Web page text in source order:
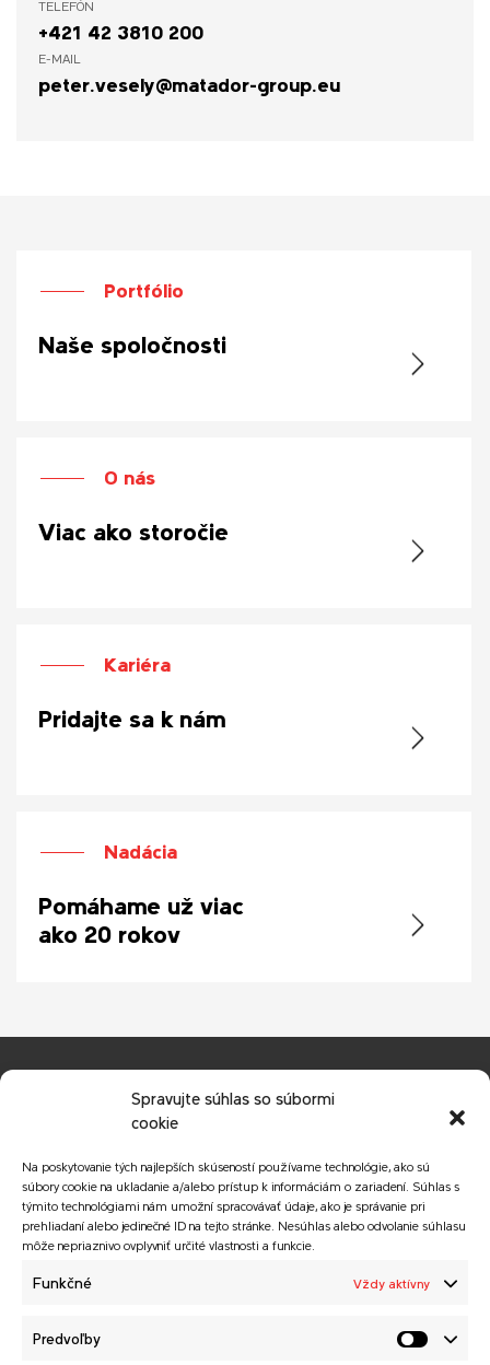
Spravujte súhlas so súbormi
cookie
Na poskytovanie tých najlepších skúseností používame technológie, ako sú
súbory cookie na ukladanie a/alebo prístup k informáciám o zariadení. Súhlas s
týmito technológiami nám umožní spracovávať údaje, ako je správanie pri
prehliadaní alebo jedinečné ID na tejto stránke. Nesúhlas alebo odvolanie súhlasu
môže nepriaznivo ovplyvniť určité vlastnosti a funkcie.
Funkčné Vždy aktívny
Predvoľby
TELEFÓN
+421 42 3810 200
E-MAIL
peter.vesely@matador-group.eu
Portfólio
Naše spoločnosti
O nás
Viac ako storočie
Kariéra
Pridajte sa k nám
Nadácia
Pomáhame už viac
ako 20 rokov
© Copyright 2026 MATADOR HOLDING a.s.
Všetky práva vyhradené.
Webstránku vytvorila agentúra GALTON Brands.
MATADOR HOLDING a.s.